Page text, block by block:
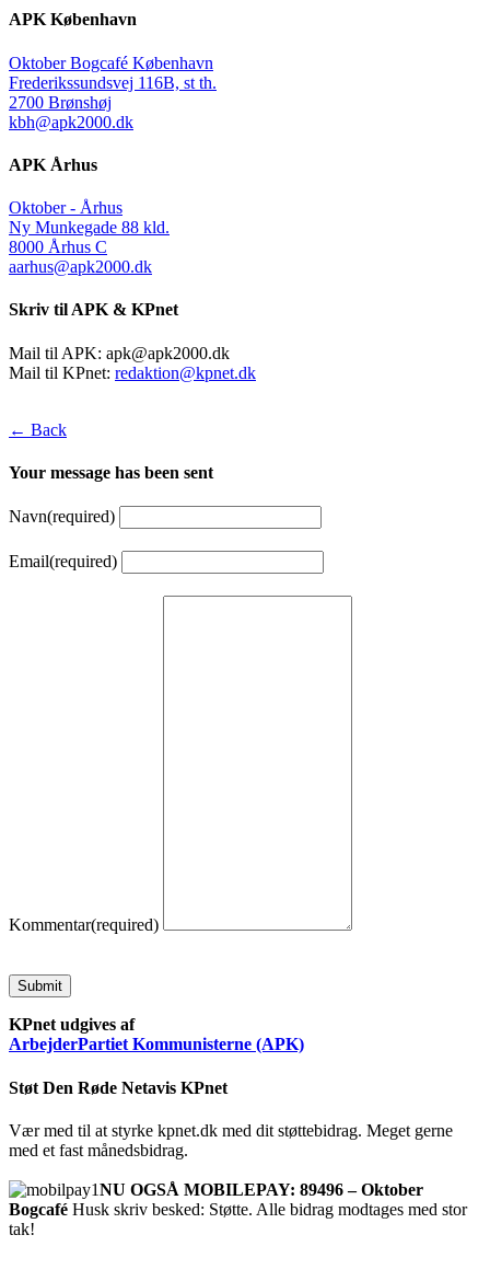
APK København
Oktober Bogcafé København
Frederikssundsvej 116B, st th.
2700 Brønshøj
kbh@apk2000.dk
APK Århus
Oktober - Århus
Ny Munkegade 88 kld.
8000 Århus C
aarhus@apk2000.dk
Skriv til APK & KPnet
Mail til APK: apk@apk2000.dk
Mail til KPnet: redaktion@kpnet.dk
← Back
Your message has been sent
Navn(required)
Email(required)
Kommentar(required)
Submit
KPnet udgives af
ArbejderPartiet Kommunisterne (APK)
Støt Den Røde Netavis KPnet
Vær med til at styrke kpnet.dk med dit støttebidrag. Meget gerne
med et fast månedsbidrag.
NU OGSÅ MOBILEPAY: 89496 – Oktober
Bogcafé Husk skriv besked: Støtte. Alle bidrag modtages med stor
tak!